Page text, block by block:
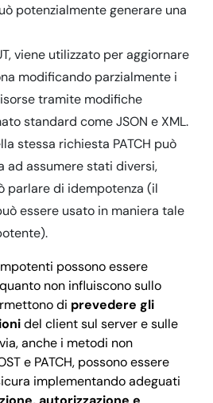
potenzialmente generare una
viene utilizzato per aggiornare
modificando parzialmente i
tramite modifiche
standard come JSON e XML.
stessa richiesta PATCH può
ad assumere stati diversi,
parlare di idempotenza (il
essere usato in maniera tale
possono essere
non influiscono sullo
di prevedere gli
del client sul server e sulle
anche i metodi non
e PATCH, possono essere
implementando adeguati